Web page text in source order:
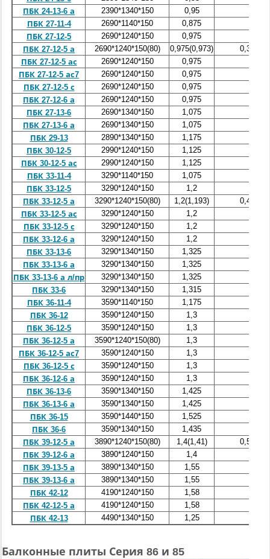
ПБК 24-13-6 а
2390*1340*150 0,95
ПБК 27-11-4
2690*1140*150 0,875
ПБК 27-12-5
2690*1240*150 0,975
ПБК 27-12-5 а
2690*1240*150(80) 0,975(0,973)
ПБК 27-12-5 ас
2690*1240*150 0,975
ПБК 27-12-5 ас7
2690*1240*150 0,975
ПБК 27-12-5 с
2690*1240*150 0,975
ПБК 27-12-6 а
2690*1240*150 0,975
ПБК 27-13-6
2690*1340*150 1,075
ПБК 27-13-6 а
2690*1340*150 1,075
ПБК 29-13
2890*1340*150 1,175
ПБК 30-12-5
2990*1240*150 1,125
ПБК 30-12-5 ас
2990*1240*150 1,125
ПБК 33-11-4
3290*1140*150 1,075
ПБК 33-12-5
3290*1240*150 1,2
ПБК 33-12-5 а
3290*1240*150(80) 1,2(1,193)
ПБК 33-12-5 ас
3290*1240*150 1,2
ПБК 33-12-5 с
3290*1240*150 1,2
ПБК 33-12-6 а
3290*1240*150 1,2
ПБК 33-13-6
3290*1340*150 1,325
ПБК 33-13-6 а
3290*1340*150 1,325
ПБК 33-13-6 а л/пр
3290*1340*150 1,325
ПБК 33-6
3290*1340*150 1,315
ПБК 36-11-4
3590*1140*150 1,175
ПБК 36-12
3590*1240*150 1,3
ПБК 36-12-5
3590*1240*150 1,3
ПБК 36-12-5 а
3590*1240*150(80) 1,3
ПБК 36-12-5 ас7
3590*1240*150 1,3
ПБК 36-12-5 с
3590*1240*150 1,3
ПБК 36-12-6 а
3590*1240*150 1,3
ПБК 36-13-6
3590*1340*150 1,425
ПБК 36-13-6 а
3590*1340*150 1,425
ПБК 36-15
3590*1440*150 1,525
ПБК 36-6
3590*1340*150 1,435
ПБК 39-12-5 а
3890*1240*150(80) 1,4(1,41)
ПБК 39-12-6 а
3890*1240*150 1,4
ПБК 39-13-5 а
3890*1340*150 1,55
ПБК 39-13-6 а
3890*1340*150 1,55
ПБК 42-12
4190*1240*150 1,58
ПБК 42-12-5 а
4190*1240*150 1,58
ПБК 42-13
4490*1340*150 1,25
Балконные плиты Серия 86 и 85